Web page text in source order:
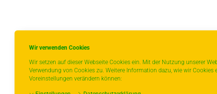
Wir verwenden Cookies
Wir setzen auf dieser Webseite Cookies ein. Mit der Nutzung unserer
Verwendung von Cookies zu. Weitere Information dazu, wie wir Cookies
Voreinstellungen verändern können: